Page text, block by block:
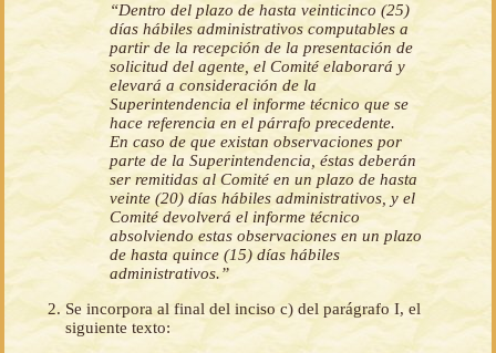
“Dentro del plazo de hasta veinticinco (25)
días hábiles administrativos computables a
partir de la recepción de la presentación de
solicitud del agente, el Comité elaborará y
elevará a consideración de la
Superintendencia el informe técnico que se
hace referencia en el párrafo precedente.
En caso de que existan observaciones por
parte de la Superintendencia, éstas deberán
ser remitidas al Comité en un plazo de hasta
veinte (20) días hábiles administrativos, y el
Comité devolverá el informe técnico
absolviendo estas observaciones en un plazo
de hasta quince (15) días hábiles
administrativos.”
Se incorpora al final del inciso c) del parágrafo I, el
siguiente texto: